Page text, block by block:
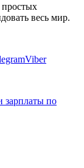
простых
весь мир.
Viber
зарплаты по